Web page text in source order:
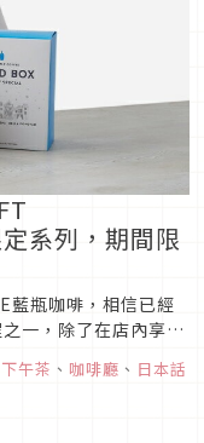
系列，期間限
藍瓶咖啡，相信已經
一，除了在店內享用
是送禮自用的好選
GIFT COLLECTION
瓶迷失望...
下午茶 、 咖啡廳 、 日本話